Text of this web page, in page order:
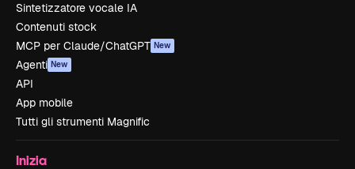
Sintetizzatore vocale IA
Contenuti stock
MCP per Claude/ChatGPT New
Agenti New
API
App mobile
Tutti gli strumenti Magnific
Inizia